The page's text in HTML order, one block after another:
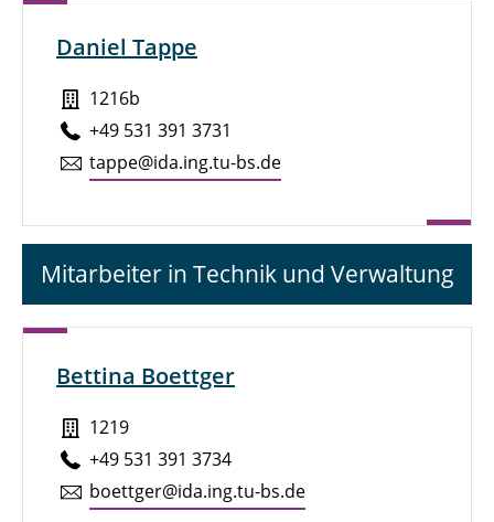
Daniel Tappe
1216b
+49 531 391 3731
tappe@ida.ing.tu-bs.de
Mitarbeiter in Technik und Verwaltung
Bettina Boettger
1219
+49 531 391 3734
boettger@ida.ing.tu-bs.de